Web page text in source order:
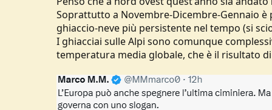
controbilanciata dall’evento nevoso di
temperature. Aprile ha poi accelerato
temperature bollenti, tanto che la
lo zero ed una media massime di -
Siamo un mese avanti a livello
Plateau Rosa per le annate 2024,
all’atteso. Una forte fase di maltempo
alle medie, dopo che a inizio mese già
Sapete a cosa assomiglia la stagione
Soprattutto a Novembre-Dicembre-Gennaio
ghiaccio-neve più persistente nel tempo (si
I ghiacciai sulle Alpi sono comunque
temperatura media globale, che è il risultato